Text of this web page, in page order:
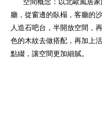
廳，從窗邊的臥榻，客廳的
人造石吧台，半開放空間，
色的木紋去做搭配，再加上
點綴，讓空間更加細膩。